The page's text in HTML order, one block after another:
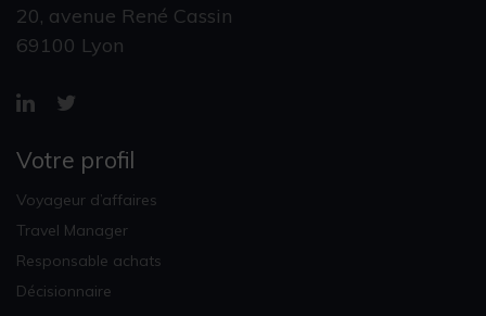
20, avenue René Cassin
69100 Lyon
Votre profil
Voyageur d’affaires
Travel Manager
Responsable achats
Décisionnaire